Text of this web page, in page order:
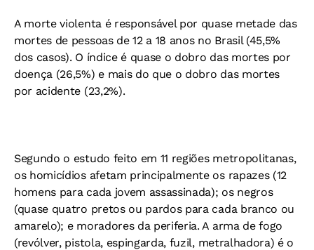
A morte violenta é responsável por quase metade das
mortes de pessoas de 12 a 18 anos no Brasil (45,5%
dos casos). O índice é quase o dobro das mortes por
doença (26,5%) e mais do que o dobro das mortes
por acidente (23,2%).
Segundo o estudo feito em 11 regiões metropolitanas,
os homicídios afetam principalmente os rapazes (12
homens para cada jovem assassinada); os negros
(quase quatro pretos ou pardos para cada branco ou
amarelo); e moradores da periferia. A arma de fogo
(revólver, pistola, espingarda, fuzil, metralhadora) é o